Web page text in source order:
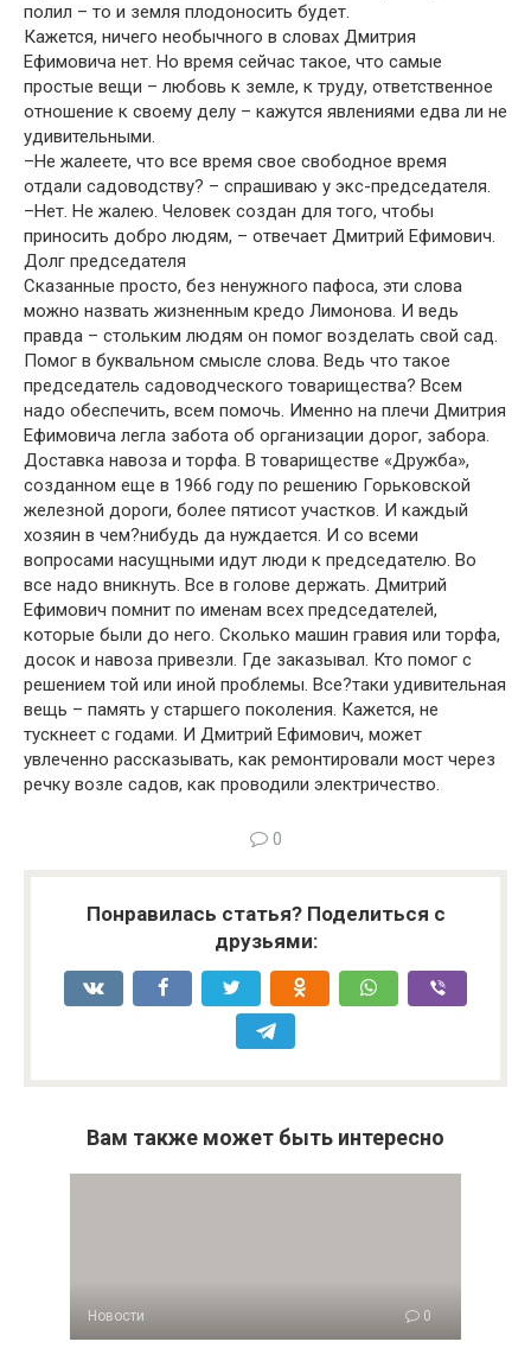
полил – то и земля плодоносить будет.
Кажется, ничего необычного в словах Дмитрия
Ефимовича нет. Но время сейчас такое, что самые
простые вещи – любовь к земле, к труду, ответственное
отношение к своему делу – кажутся явлениями едва ли не
удивительными.
–Не жалеете, что все время свое свободное время
отдали садоводству? – спрашиваю у экс-председателя.
–Нет. Не жалею. Человек создан для того, чтобы
приносить добро людям, – отвечает Дмитрий Ефимович.
Долг председателя
Сказанные просто, без ненужного пафоса, эти слова
можно назвать жизненным кредо Лимонова. И ведь
правда – стольким людям он помог возделать свой сад.
Помог в буквальном смысле слова. Ведь что такое
председатель садоводческого товарищества? Всем
надо обеспечить, всем помочь. Именно на плечи Дмитрия
Ефимовича легла забота об организации дорог, забора.
Доставка навоза и торфа. В товариществе «Дружба»,
созданном еще в 1966 году по решению Горьковской
железной дороги, более пятисот участков. И каждый
хозяин в чем?нибудь да нуждается. И со всеми
вопросами насущными идут люди к председателю. Во
все надо вникнуть. Все в голове держать. Дмитрий
Ефимович помнит по именам всех председателей,
которые были до него. Сколько машин гравия или торфа,
досок и навоза привезли. Где заказывал. Кто помог с
решением той или иной проблемы. Все?таки удивительная
вещь – память у старшего поколения. Кажется, не
тускнеет с годами. И Дмитрий Ефимович, может
увлеченно рассказывать, как ремонтировали мост через
речку возле садов, как проводили электричество.
0
Понравилась статья? Поделиться с
друзьями:
Вам также может быть интересно
Новости 0